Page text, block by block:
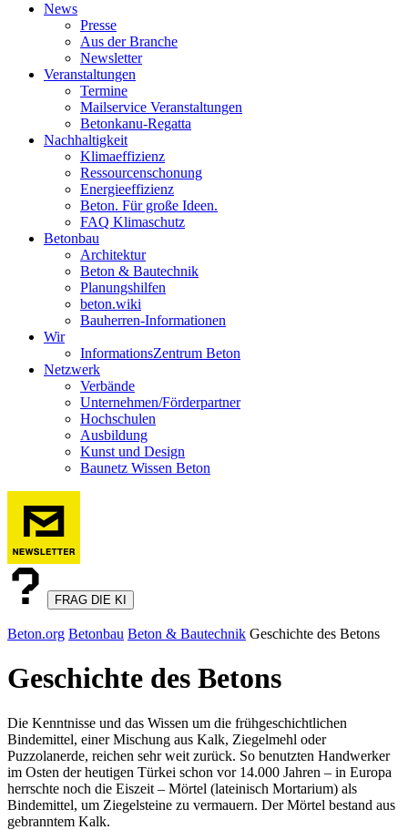
News
Presse
Aus der Branche
Newsletter
Veranstaltungen
Termine
Mailservice Veranstaltungen
Betonkanu-Regatta
Nachhaltigkeit
Klimaeffizienz
Ressourcenschonung
Energieeffizienz
Beton. Für große Ideen.
FAQ Klimaschutz
Betonbau
Architektur
Beton & Bautechnik
Planungshilfen
beton.wiki
Bauherren-Informationen
Wir
InformationsZentrum Beton
Netzwerk
Verbände
Unternehmen/Förderpartner
Hochschulen
Ausbildung
Kunst und Design
Baunetz Wissen Beton
FRAG DIE KI
Beton.org Betonbau Beton & Bautechnik Geschichte des Betons
Geschichte des Betons
Die Kenntnisse und das Wissen um die frühgeschichtlichen
Bindemittel, einer Mischung aus Kalk, Ziegelmehl oder
Puzzolanerde, reichen sehr weit zurück. So benutzten Handwerker
im Osten der heutigen Türkei schon vor 14.000 Jahren – in Europa
herrschte noch die Eiszeit – Mörtel (lateinisch Mortarium) als
Bindemittel, um Ziegelsteine zu vermauern. Der Mörtel bestand aus
gebranntem Kalk.